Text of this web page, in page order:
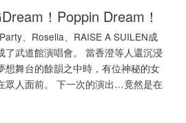
！Poppin Dream！
、Roselia、RAISE A SUILEN成
了武道館演唱會。 當香澄等人還沉浸
想舞台的餘韻之中時，有位神秘的女
眾人面前。 下一次的演出…竟然是在